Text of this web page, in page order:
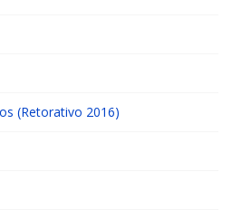
(Retorativo 2016)